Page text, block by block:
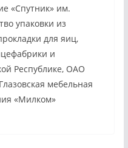
«Спутник» им.
упаковки из
для яиц,
и
Республике, ОАО
мебельная
«Милком»